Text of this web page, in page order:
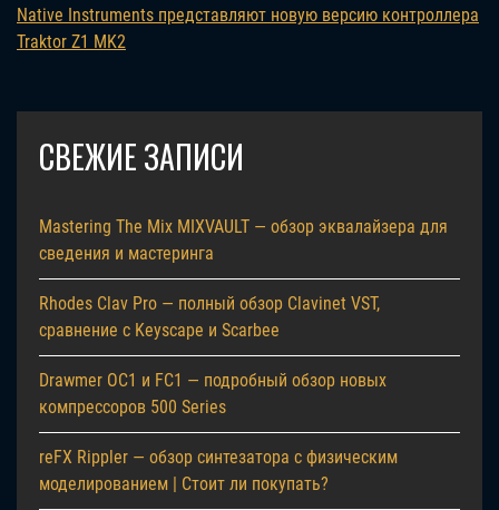
Native Instruments представляют новую версию контроллера
Traktor Z1 MK2
СВЕЖИЕ ЗАПИСИ
Mastering The Mix MIXVAULT — обзор эквалайзера для
сведения и мастеринга
Rhodes Clav Pro — полный обзор Clavinet VST,
сравнение с Keyscape и Scarbee
Drawmer OC1 и FC1 — подробный обзор новых
компрессоров 500 Series
reFX Rippler — обзор синтезатора с физическим
моделированием | Стоит ли покупать?